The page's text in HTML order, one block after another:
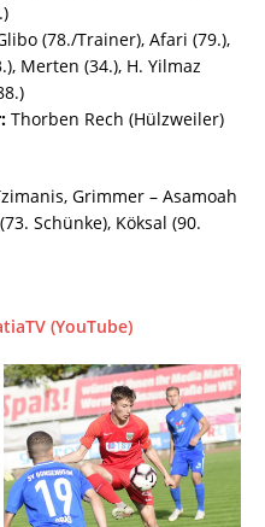
(78./Trainer), Afari (79.),
Merten (34.), H. Yilmaz
Thorben Rech (Hülzweiler)
Grimmer – Asamoah
Schünke), Köksal (90.
(YouTube)